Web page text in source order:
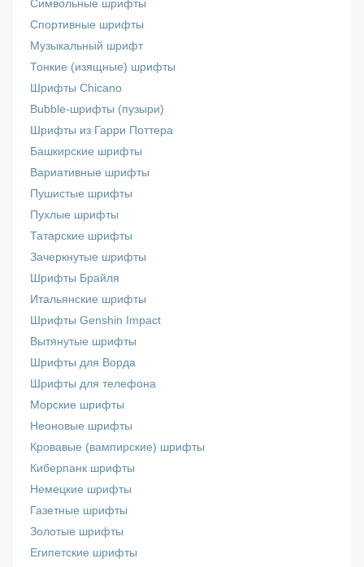
Символьные шрифты
Спортивные шрифты
Музыкальный шрифт
Тонкие (изящные) шрифты
Шрифты Chicano
Bubble-шрифты (пузыри)
Шрифты из Гарри Поттера
Башкирские шрифты
Вариативные шрифты
Пушистые шрифты
Пухлые шрифты
Татарские шрифты
Зачеркнутые шрифты
Шрифты Брайля
Итальянские шрифты
Шрифты Genshin Impact
Вытянутые шрифты
Шрифты для Ворда
Шрифты для телефона
Морские шрифты
Неоновые шрифты
Кровавые (вампирские) шрифты
Киберпанк шрифты
Немецкие шрифты
Газетные шрифты
Золотые шрифты
Египетские шрифты